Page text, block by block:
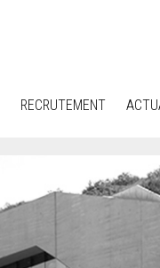
RECRUTEMENT